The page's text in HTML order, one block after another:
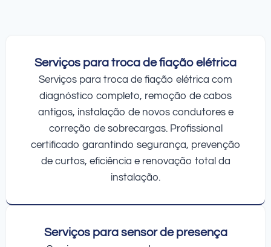
Serviços para troca de fiação elétrica
Serviços para troca de fiação elétrica com
diagnóstico completo, remoção de cabos
antigos, instalação de novos condutores e
correção de sobrecargas. Profissional
certificado garantindo segurança, prevenção
de curtos, eficiência e renovação total da
instalação.
Serviços para sensor de presença